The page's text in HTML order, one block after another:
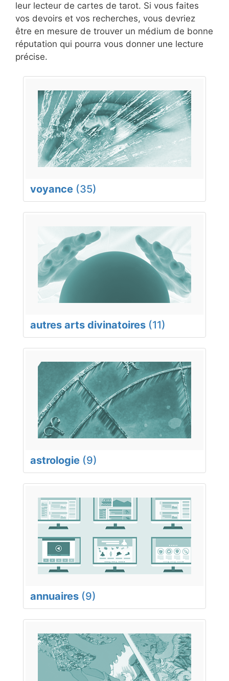
leur lecteur de cartes de tarot. Si vous faites
vos devoirs et vos recherches, vous devriez
être en mesure de trouver un médium de bonne
réputation qui pourra vous donner une lecture
précise.
voyance (35)
autres arts divinatoires (11)
astrologie (9)
annuaires (9)